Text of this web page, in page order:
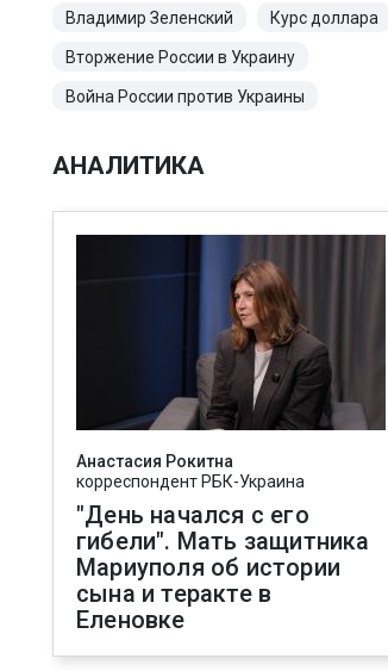
Владимир Зеленский Курс доллара
Вторжение России в Украину
Война России против Украины
АНАЛИТИКА
Анастасия Рокитна
корреспондент РБК-Украина
"День начался с его
гибели". Мать защитника
Мариуполя об истории
сына и теракте в
Еленовке